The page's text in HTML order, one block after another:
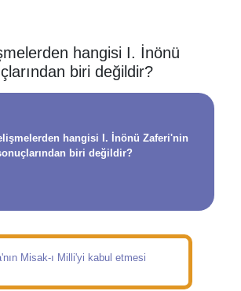
hangisi I. İnönü
biri değildir?
hangisi I. İnönü Zaferi'nin
biri değildir?
Misak-ı Milli'yi kabul etmesi